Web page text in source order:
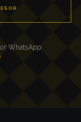
WhatsApp: